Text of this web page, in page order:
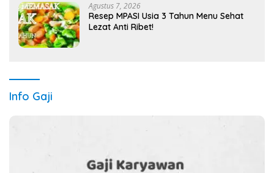
Agustus 7, 2026
Resep MPASI Usia 3 Tahun Menu Sehat
Lezat Anti Ribet!
Info Gaji